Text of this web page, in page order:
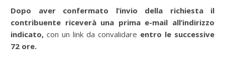
Dopo aver confermato l’invio della richiesta il
contribuente riceverà una prima e-mail all’indirizzo
indicato, con un link da convalidare entro le successive
72 ore.